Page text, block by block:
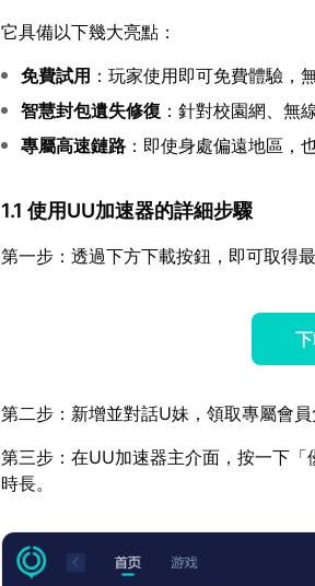
它具備以下幾大亮點：
免費試用 ：玩家使用即可免費體驗，
智慧封包遺失修復 ：針對校園網、無
專屬高速鏈路 ：即使身處偏遠地區，
1.1 使用UU加速器的詳細步驟
第一步：透過下方下載按鈕，即可取得
第二步：新增並對話U妹，領取專屬會員
第三步：在UU加速器主介面，按一下
時長。